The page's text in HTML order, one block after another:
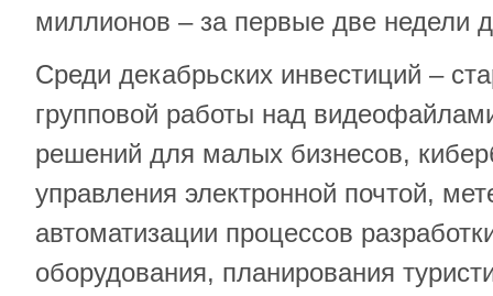
миллионов – за первые две недели
Среди декабрьских инвестиций –
групповой работы над
решений для малых бизнесов,
управления электронной почтой,
автоматизации процессов
оборудования, планирования